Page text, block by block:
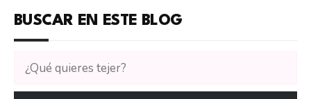
BUSCAR EN ESTE BLOG
Buscar
tutoriales
en